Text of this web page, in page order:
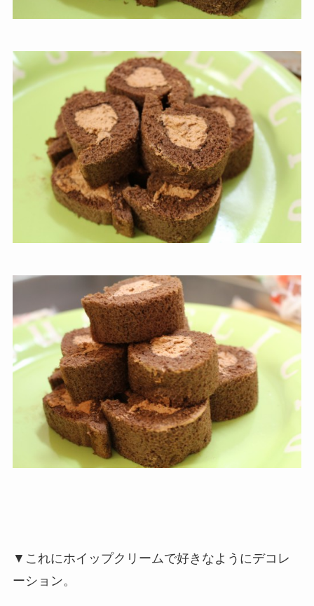
▼これにホイップクリームで好きなようにデコレ
ーション。